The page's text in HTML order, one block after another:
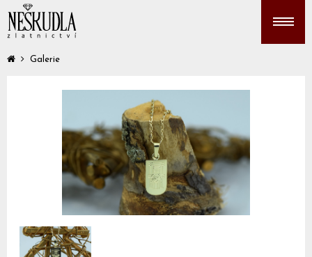
Galerie